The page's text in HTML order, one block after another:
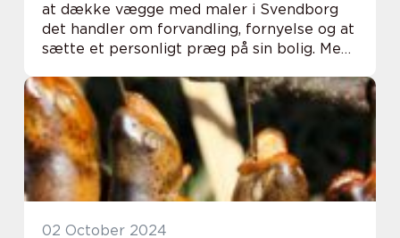
at dække vægge med maler i Svendborg
det handler om forvandling, fornyelse og at
sætte et personligt præg på sin bolig. Med
almindelig s...
02 October 2024